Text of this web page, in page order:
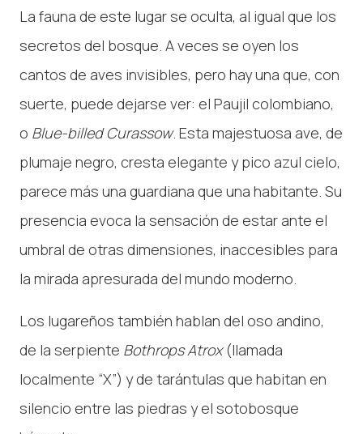
La fauna de este lugar se oculta, al igual que los
secretos del bosque. A veces se oyen los
cantos de aves invisibles, pero hay una que, con
suerte, puede dejarse ver: el Paujil colombiano,
o Blue-billed Curassow. Esta majestuosa ave, de
plumaje negro, cresta elegante y pico azul cielo,
parece más una guardiana que una habitante. Su
presencia evoca la sensación de estar ante el
umbral de otras dimensiones, inaccesibles para
la mirada apresurada del mundo moderno.
Los lugareños también hablan del oso andino,
de la serpiente Bothrops Atrox(llamada
localmente “X”) y de tarántulas que habitan en
silencio entre las piedras y el sotobosque